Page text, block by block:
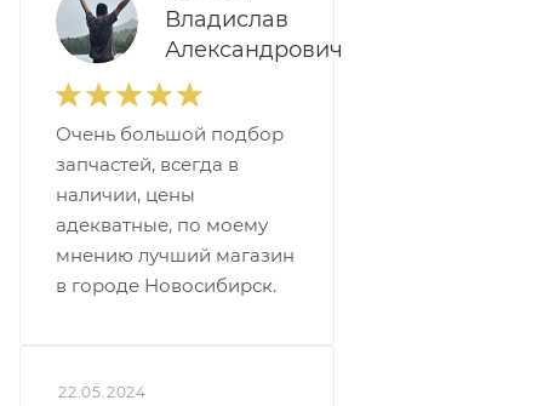
Владислав
Александрович
Очень большой подбор
запчастей, всегда в
наличии, цены
адекватные, по моему
мнению лучший магазин
в городе Новосибирск.
22.05.2024